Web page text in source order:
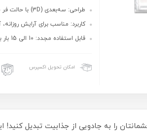
طراحی: سه‌بعدی (3D) با حالت فر طبیعی
کاربرد: مناسب برای آرایش
قابل استفاده مجدد: 10 الی 15 بار با حفظ فرم و کیفیت
امکان تحویل اکسپرس
مصنوعی سه‌بعدی زد وان کد 004، چشمانتان را به